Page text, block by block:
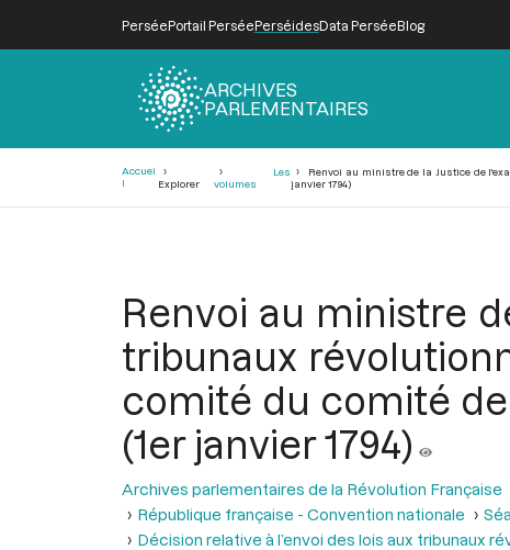
PerséePortail PerséePerséidesData PerséeBlog
ARCHIVES
PARLEMENTAIRES
Accuei
l
Explorer
Les
volumes
Renvoi au ministre de la Justice de
janvier 1794)
Renvoi au ministre
tribunaux
comité du comité de
(1er janvier 1794)
Archives parlementaires de la Révolution Française
République française - Convention nationale
Décision relative à l’envoi des lois aux tribunaux